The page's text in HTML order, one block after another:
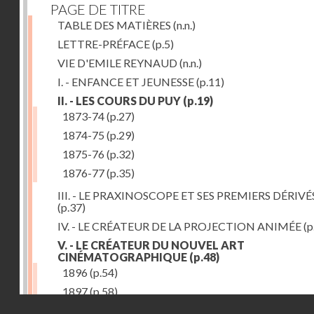
PAGE DE TITRE
TABLE DES MATIÈRES (n.n.)
LETTRE-PRÉFACE(p.5)
VIE D'EMILE REYNAUD (n.n.)
I. - ENFANCE ET JEUNESSE(p.11)
II. - LES COURS DU PUY (p.19)
1873-74(p.27)
1874-75 (p.29)
1875-76 (p.32)
1876-77(p.35)
III. - LE PRAXINOSCOPE ET SES PREMIERS
(p.37)
IV. - LE CRÉATEUR DE LA PROJECTION ANIMÉE
V. - LE CRÉATEUR DU NOUVEL ART
CINÉMATOGRAPHIQUE (p.48)
1896 (p.54)
1897(p.58)